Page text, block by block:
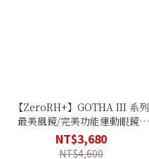
【ZeroRH+】GOTHA III 系列
最美風鏡/完美功能運動眼鏡 -
湛藍
NT$3,680
NT$4,600